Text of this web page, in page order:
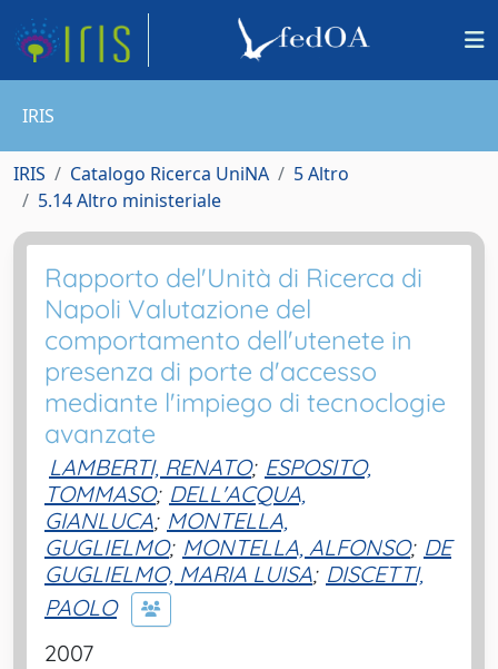
IRIS
IRIS Catalogo Ricerca UniNA
5 Altro
5.14 Altro ministeriale
Rapporto del'Unità di Ricerca di
Napoli Valutazione del
comportamento dell'utenete in
presenza di porte d'accesso
mediante l'impiego di tecnoclogie
avanzate
LAMBERTI, RENATO; ESPOSITO,
TOMMASO; DELL'ACQUA,
GIANLUCA; MONTELLA,
GUGLIELMO; MONTELLA, ALFONSO; DE
GUGLIELMO, MARIA LUISA; DISCETTI,
PAOLO
2007